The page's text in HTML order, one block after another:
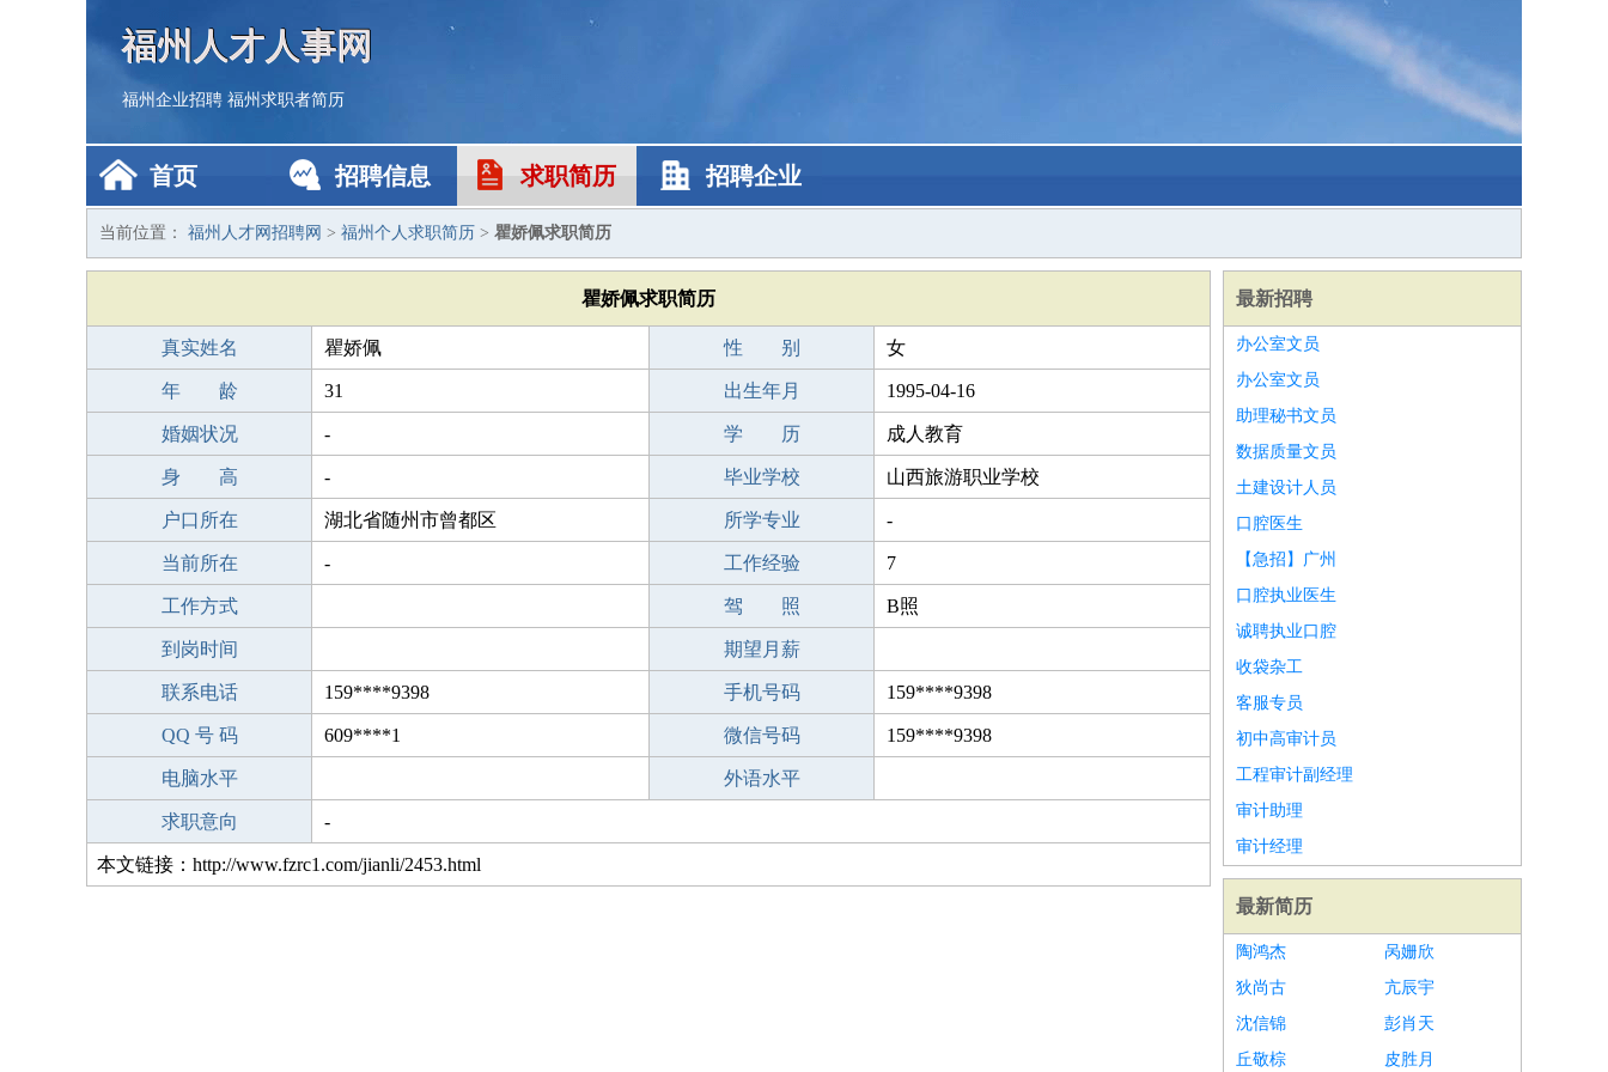
福州人才人事网
福州企业招聘 福州求职者简历
首页 招聘信息 求职简历 招聘企业
当前位置： 福州人才网招聘网 > 福州个人求职简历 > 瞿娇佩求职简历
瞿娇佩求职简历
真实姓名 瞿娇佩 性 别 女
年 龄 31 出生年月 1995-04-16
婚姻状况 - 学 历 成人教育
身 高 - 毕业学校 山西旅游职业学校
户口所在 湖北省随州市曾都区 所学专业 -
当前所在 - 工作经验 7
工作方式 驾 照 B照
到岗时间 期望月薪
联系电话 159****9398 手机号码 159****9398
QQ 号 码 609****1 微信号码 159****9398
电脑水平 外语水平
求职意向 -
本文链接：http://www.fzrc1.com/jianli/2453.html
最新招聘
办公室文员
办公室文员
助理秘书文员
数据质量文员
土建设计人员
口腔医生
【急招】广州
口腔执业医生
诚聘执业口腔
收袋杂工
客服专员
初中高审计员
工程审计副经理
审计助理
审计经理
最新简历
陶鸿杰
呙姗欣
狄尚古
亢辰宇
沈信锦
彭肖天
丘敬棕
皮胜月